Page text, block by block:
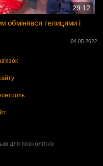
29:12
обмінявся телицями і
04.05.2022
для повнолітніх